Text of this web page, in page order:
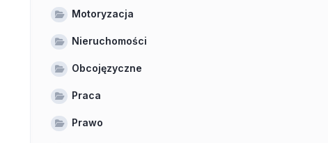
Motoryzacja
Nieruchomości
Obcojęzyczne
Praca
Prawo